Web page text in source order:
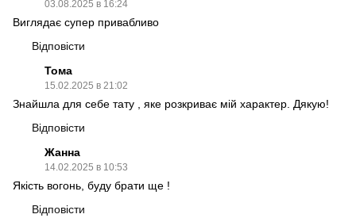
03.08.2025 в 16:24
Виглядає супер привабливо
Відповісти
Тома
15.02.2025 в 21:02
Знайшла для себе тату , яке розкриває мій характер. Дякую!
Відповісти
Жанна
14.02.2025 в 10:53
Якість вогонь, буду брати ще !
Відповісти